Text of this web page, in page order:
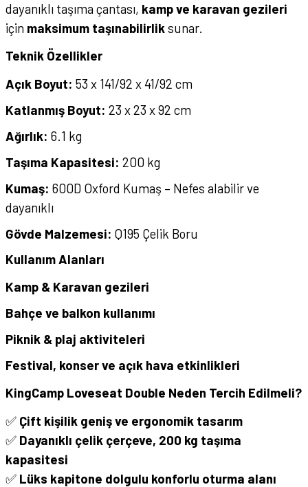
dayanıklı taşıma çantası, kamp ve karavan gezileri
için maksimum taşınabilirlik sunar.
Teknik Özellikler
Açık Boyut: 53 x 141/92 x 41/92 cm
Katlanmış Boyut: 23 x 23 x 92 cm
Ağırlık: 6.1 kg
Taşıma Kapasitesi: 200 kg
Kumaş: 600D Oxford Kumaş – Nefes alabilir ve
dayanıklı
Gövde Malzemesi: Q195 Çelik Boru
Kullanım Alanları
Kamp & Karavan gezileri
Bahçe ve balkon kullanımı
Piknik & plaj aktiviteleri
Festival, konser ve açık hava etkinlikleri
KingCamp Loveseat Double Neden Tercih Edilmeli?
✅ Çift kişilik geniş ve ergonomik tasarım
✅ Dayanıklı çelik çerçeve, 200 kg taşıma
kapasitesi
✅ Lüks kapitone dolgulu konforlu oturma alanı